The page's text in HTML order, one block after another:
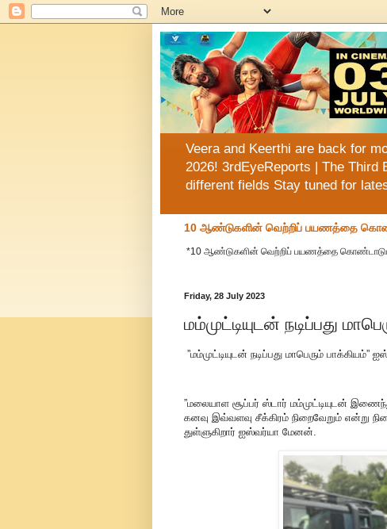
Veera and Keerthi are back for
2026! 3rdEyeReports | The
different fields Stay tuned for
10 ஆண்டுகளின் வெற்றிப் பயணத்தை
*10 ஆண்டுகளின் வெற்றிப் பயணத்தை கொண்டாடும்
Friday, 28 July 2023
மம்முட்டியுடன் நடிப்பது
”மம்முட்டியுடன் நடிப்பது மாபெரும்
”மலையாள சூப்பர் ஸ்டார் மம்முட்டியுடன்
கனவு இவ்வளவு சீக்கிரம் நிறைவேறும் என்று
துள்ளுகிறார் ஐஸ்வர்யா மேனன்.